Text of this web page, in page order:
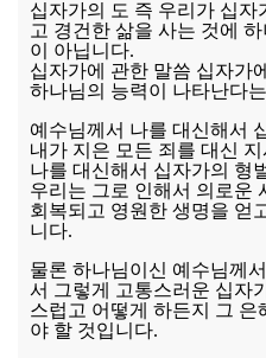
십자가의 도 즉 우리가 십
고 경건한 삶을 사는 것에
이 아닙니다.
십자가에 관한 말씀 십자가
하나님의 능력이 나타난다
예수님께서 나를 대신해서
내가 지은 모든 죄를 대신
나를 대신해서 십자가의 형
우리는 그로 인해서 의로운
회복되고 영원한 생명을 얻
니다.
물론 하나님이신 예수님께
서 그렇게 고통스러운 십자
스럽고 어떻게 하든지 그 은
야 할 것입니다.